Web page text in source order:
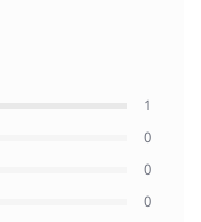
1
0
0
0